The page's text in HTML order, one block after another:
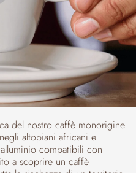
del nostro caffè monorigine
altopiani africani e
compatibili con
a scoprire un caffè